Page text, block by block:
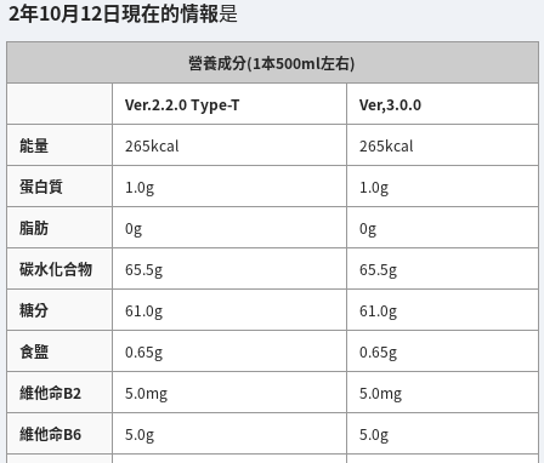
2年10月12日現在的情報是
營養成分(1本500ml左右)
Ver.2.2.0 Type-T
Ver,3.0.0
能量
265kcal
265kcal
蛋白質
1.0g
1.0g
脂肪
0g
0g
碳水化合物
65.5g
65.5g
糖分
61.0g
61.0g
食鹽
0.65g
0.65g
維他命B2
5.0mg
5.0mg
維他命B6
5.0g
5.0g